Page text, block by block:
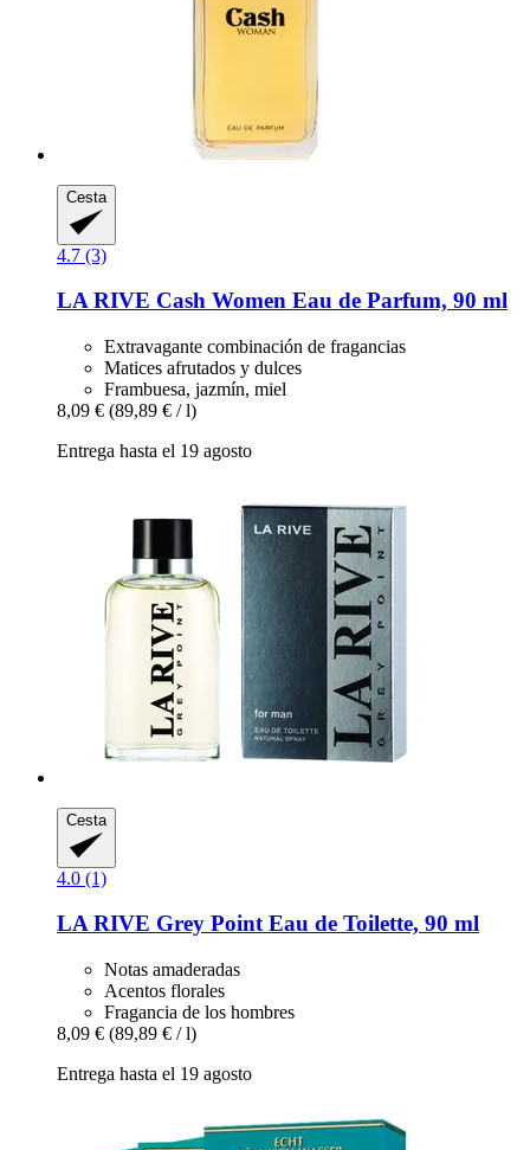
Cesta
4.7 (3)
LA RIVE Cash Women Eau de Parfum, 90 ml
Extravagante combinación de fragancias
Matices afrutados y dulces
Frambuesa, jazmín, miel
8,09 € (89,89 € / l)
Entrega hasta el 19 agosto
Cesta
4.0 (1)
LA RIVE Grey Point Eau de Toilette, 90 ml
Notas amaderadas
Acentos florales
Fragancia de los hombres
8,09 € (89,89 € / l)
Entrega hasta el 19 agosto